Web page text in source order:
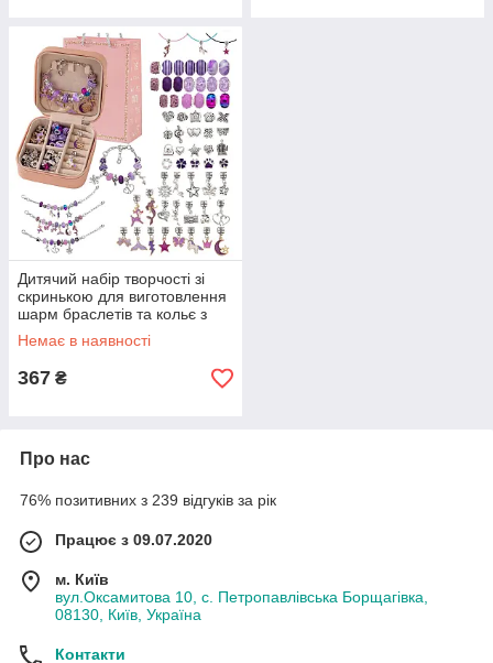
Дитячий набір творчості зі
скринькою для виготовлення
шарм браслетів та кольє з
намистин (у наборі 67
елементів: 3 браслети, 3
Немає в наявності
367 ₴
Про нас
76% позитивних з 239 відгуків за рік
Працює з 09.07.2020
м. Київ
вул.Оксамитова 10, с. Петропавлівська Борщагівка,
08130, Київ, Україна
Контакти